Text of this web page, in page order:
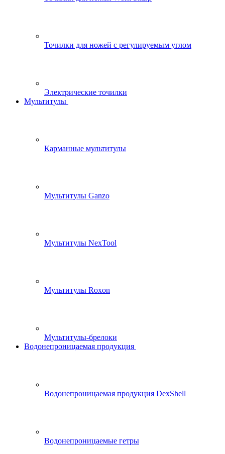
Точилки для ножей с регулируемым углом
Электрические точилки
Мультитулы
Карманные мультитулы
Мультитулы Ganzo
Мультитулы NexTool
Мультитулы Roxon
Мультитулы-брелоки
Водонепроницаемая продукция
Водонепроницаемая продукция DexShell
Водонепроницаемые гетры